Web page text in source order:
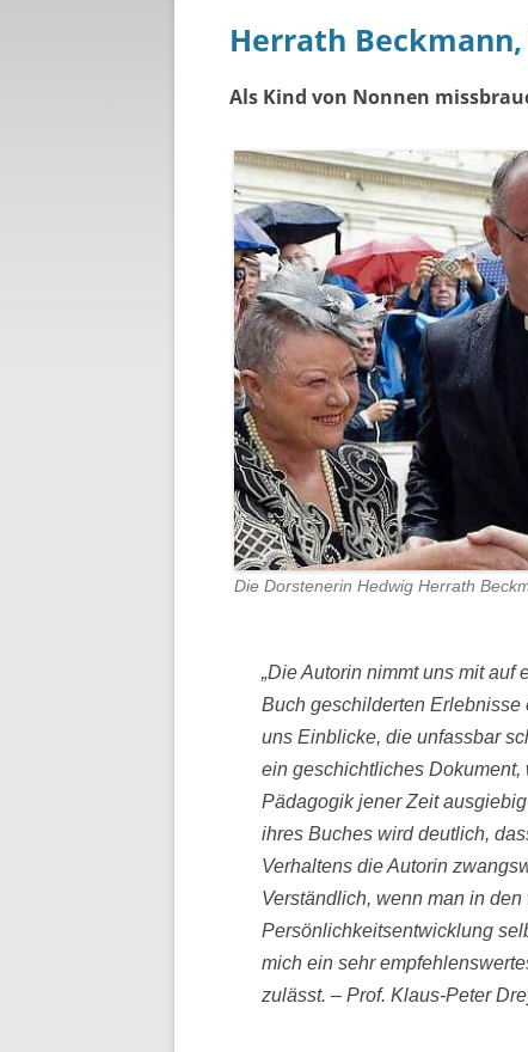
ÜBER DAS PROJEKT
RUND UM DIE
ZEITTAFEL
Herrath
Als Kind von Nonnen
Die Dorstenerin Hedwig Herrath
„Die Autorin nimmt uns mit
Buch geschilderten
uns Einblicke, die unfassbar
ein geschichtliches
Pädagogik jener Zeit
ihres Buches wird deutlich,
Verhaltens die Autorin
Verständlich, wenn man in
Persönlichkeitsentwicklung
mich ein sehr
zulässt. – Prof. Klaus-Peter